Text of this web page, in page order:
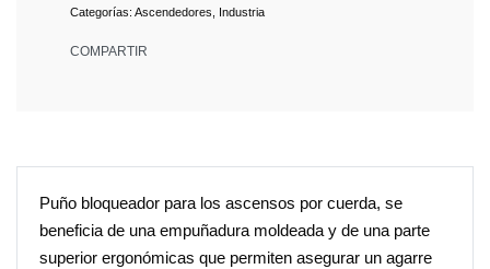
Categorías: Ascendedores Industria
COMPARTIR
Puño bloqueador para los ascensos por cuerda, se
beneficia de una empuñadura moldeada y de una parte
superior ergonómicas que permiten asegurar un agarre